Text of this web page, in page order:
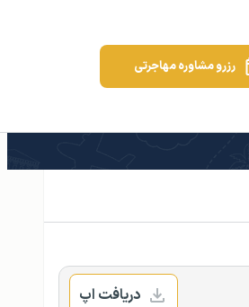
رزرو مشاوره مهاجرتی
دریافت اپ